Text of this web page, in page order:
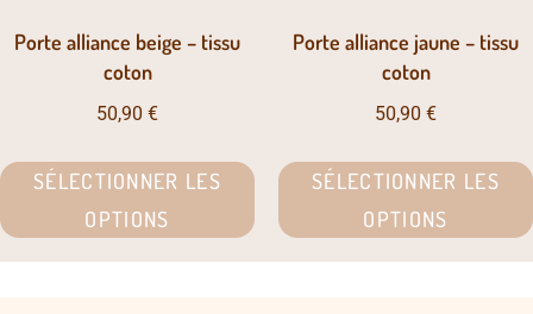
Porte alliance beige – tissu
coton
50,90 €
SÉLECTIONNER LES
OPTIONS
Porte alliance jaune – tissu
coton
50,90 €
SÉLECTIONNER LES
OPTIONS